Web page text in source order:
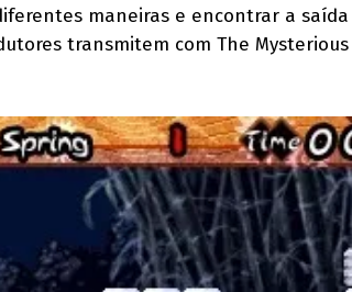
maneiras e encontrar a saída
transmitem com The